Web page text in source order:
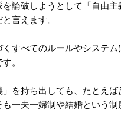
論破しようとして「自由
言えます。
すべてのルールやシステ
。
を持ち出しても、たとえ
一夫一婦制や結婚という制